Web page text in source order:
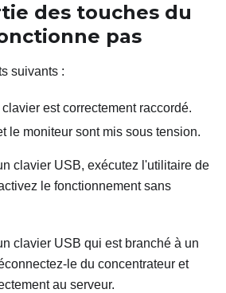
des touches du
pas
suivants :
est correctement raccordé.
le moniteur sont mis sous tension.
clavier USB, exécutez l'utilitaire de
le fonctionnement sans
clavier USB qui est branché à un
le du concentrateur et
au serveur.